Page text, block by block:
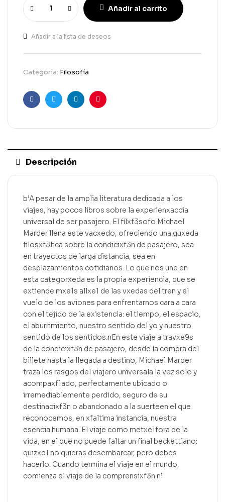
Añadir al carrito
Añadir a la lista de deseos
Categoría: Filosofía
FacebookGorjeoLinkedInPinterest
Descripción
b’A pesar de la amplia literatura dedicada a los
viajes, hay pocos libros sobre la experienxaccia
universal de ser pasajero. El filxf3sofo Michael
Marder llena este vacxedo, ofreciendo una guxeda
filosxf3fica sobre la condicixf3n de pasajero, sea
en trayectos de larga distancia, sea en
desplazamientos cotidianos. Lo que nos une en
esta categorxeda es la propia experiencia, que se
extiende mxe1s allxe1 de las vxedas del tren y el
vuelo de los aviones para enfrentarnos cara a cara
con el tejido de la existencia: el tiempo, el espacio,
el aburrimiento, nuestro sentido del yo y nuestro
sentido de los sentidos.nEn este viaje a travxe9s
de la condicixf3n de pasajero, desde la compra del
billete hasta la llegada a destino, Michael Marder
traza los rasgos del viajero universala la vez solo y
acompaxf1ado, perfectamente ubicado o
irremediablemente perdido, seguro de su
destinacixf3n o abandonado a la suerteen el que
reconocemos, en xfaltima instancia, nuestra
esencia humana. El viaje como metxe1fora de la
vida, en el que no puede faltar un final beckettiano:
quizxe1 no quieras desembarcar, pero debes
hacerlo. Cuando termina el viaje en el mundo,
comienza el viaje de la comprensixf3n.n’